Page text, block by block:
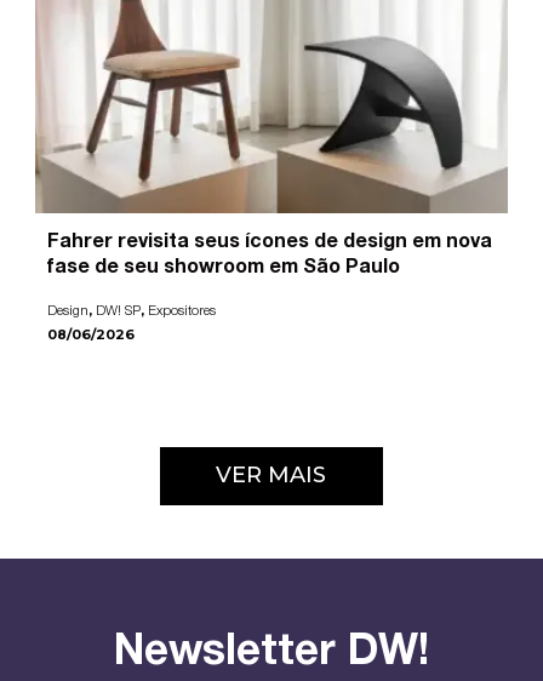
Fahrer revisita seus ícones de design em nova
fase de seu showroom em São Paulo
Design, DW! SP, Expositores
08/06/2026
VER MAIS
Newsletter DW!